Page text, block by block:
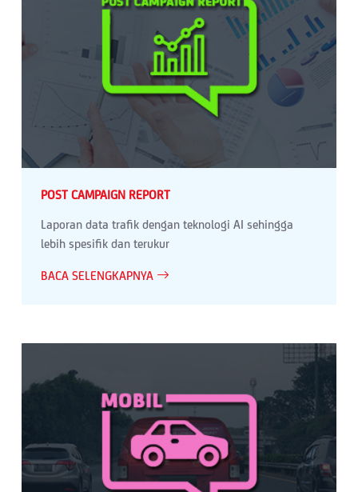
POST CAMPAIGN REPORT
Laporan data trafik dengan teknologi AI sehingga
lebih spesifik dan terukur
BACA SELENGKAPNYA